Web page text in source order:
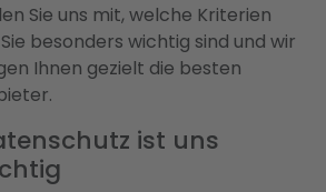
Sie uns mit, welche Kriterien
besonders wichtig sind und wir
Ihnen gezielt die besten
ist uns